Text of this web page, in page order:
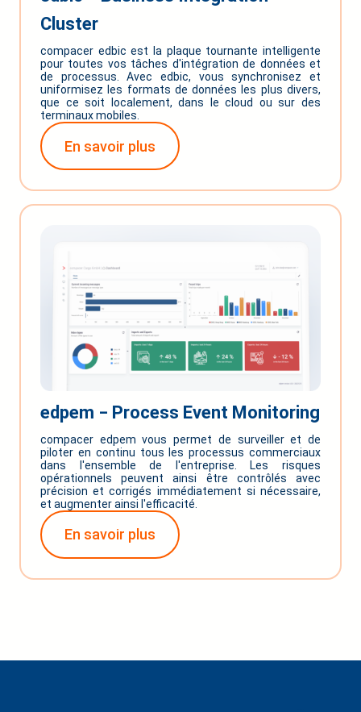
Cluster
compacer edbic est la plaque tournante intelligente
pour toutes vos tâches d'intégration de données et
de processus. Avec edbic, vous synchronisez et
uniformisez les formats de données les plus divers,
que ce soit localement, dans le cloud ou sur des
terminaux mobiles.
En savoir plus
edpem ‒ Process Event Monitoring
compacer edpem vous permet de surveiller et de
piloter en continu tous les processus commerciaux
dans l'ensemble de l'entreprise. Les risques
opérationnels peuvent ainsi être contrôlés avec
précision et corrigés immédiatement si nécessaire,
et augmenter ainsi l'efficacité.
En savoir plus